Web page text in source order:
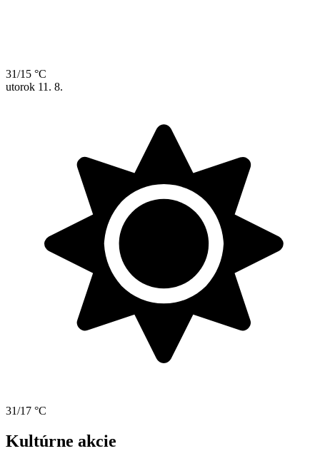
31/15 °C
utorok 11. 8.
31/17 °C
Kultúrne akcie